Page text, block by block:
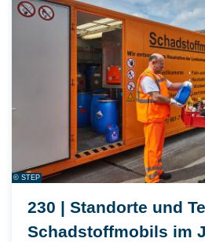
© STEP
230 | Standorte und
Schadstoffmobils im